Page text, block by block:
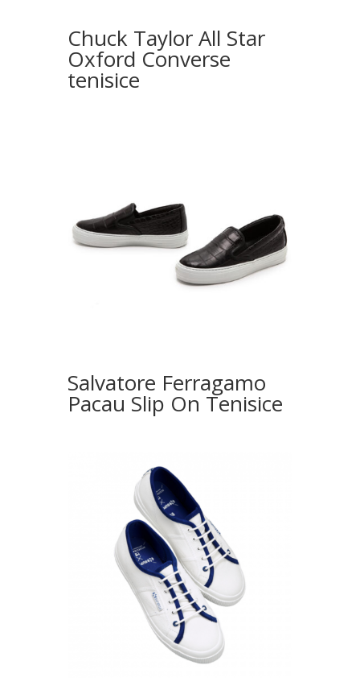
Chuck Taylor All Star
Oxford Converse
tenisice
Salvatore Ferragamo
Pacau Slip On Tenisice